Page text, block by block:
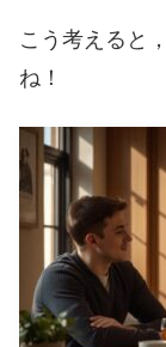
こう考えると
ね！